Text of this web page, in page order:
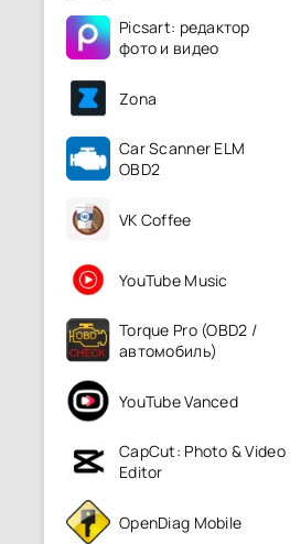
Picsart: редактор
фото и видео
Zona
Car Scanner ELM
OBD2
VK Coffee
YouTube Music
Torque Pro (OBD2 /
автомобиль)
YouTube Vanced
CapCut: Photo & Video
Editor
OpenDiag Mobile